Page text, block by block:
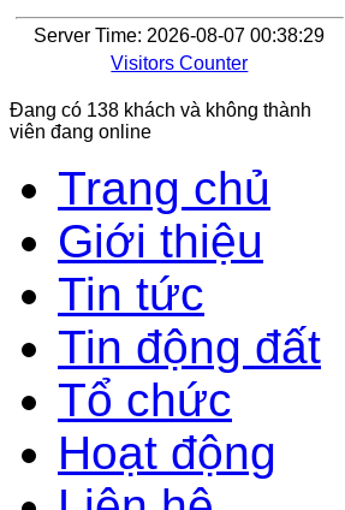
Server Time: 2026-08-07 00:38:29
Visitors Counter
Đang có 138 khách và không thành
viên đang online
Trang chủ
Giới thiệu
Tin tức
Tin động đất
Tổ chức
Hoạt động